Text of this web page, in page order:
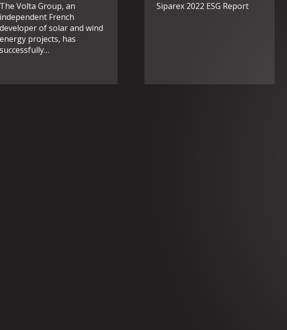
The Volta Group, an
independent French
developer of solar and wind
energy projects, has
successfully…
Siparex 2022 ESG Report